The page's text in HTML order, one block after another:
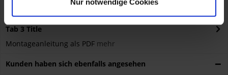
Nur notwendige Cookies
Tab 3 Title
Montageanleitung als PDF mehr
Kunden haben sich ebenfalls angesehen